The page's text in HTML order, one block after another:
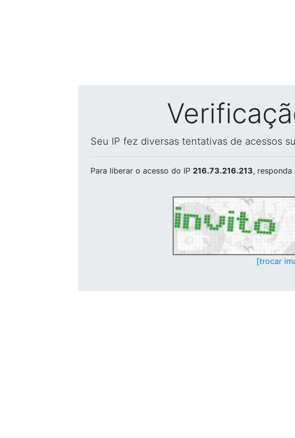
Seu IP fez diversas tentativas de acessos
Para liberar o acesso do IP 216.73.216.213,
[trocar